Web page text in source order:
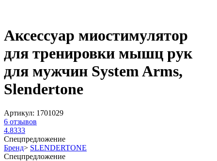
Аксессуар миостимулятор
для тренировки мышц рук
для мужчин System Arms,
Slendertone
Артикул: 1701029
6 отзывов
4.8333
Спецпредложение
Бренд> SLENDERTONE
Спецпредложение